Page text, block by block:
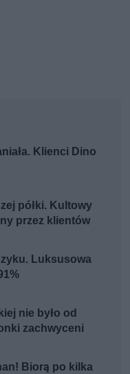
Klienci Dino
półki. Kultowy
przez klientów
Luksusowa
nie było od
zachwyceni
Biorą po kilka